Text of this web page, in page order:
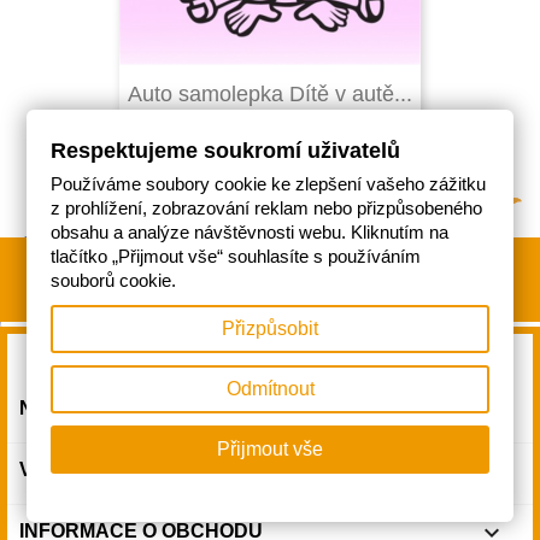
Auto samolepka Dítě v autě...
NAŠE SPOLEČNOST 
VÁŠ ÚČET 
INFORMACE O OBCHODU keyboard_arrow_down
Respektujeme soukromí uživatelů
Používáme soubory cookie ke zlepšení vašeho zážitku
z prohlížení, zobrazování reklam nebo přizpůsobeného
obsahu a analýze návštěvnosti webu. Kliknutím na
tlačítko „Přijmout vše“ souhlasíte s používáním
souborů cookie.
Přizpůsobit
Odmítnout
Přijmout vše